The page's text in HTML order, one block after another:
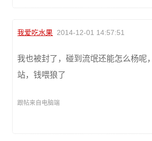
我爱吃水果 2014-12-01 14:57:51
我也被封了，碰到流氓还能怎么杨呢
站，钱喂狼了
跟帖来自电脑端